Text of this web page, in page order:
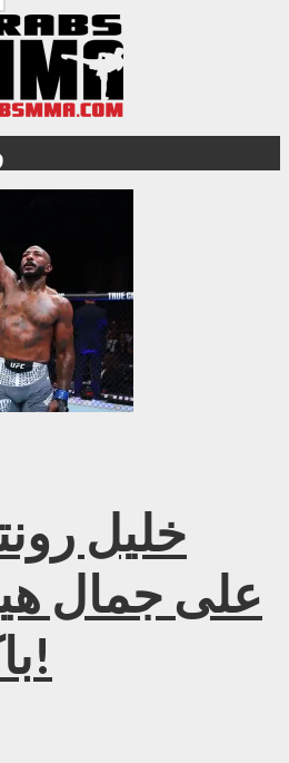
خليل
على جمال
باكو المثيرة!